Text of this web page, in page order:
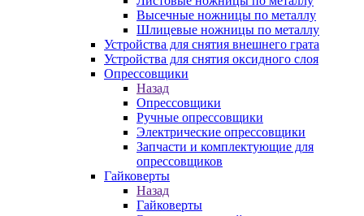
Высечные ножницы по металлу
Шлицевые ножницы по металлу
Устройства для снятия внешнего грата
Устройства для снятия оксидного слоя
Опрессовщики
Назад
Опрессовщики
Ручные опрессовщики
Электрические опрессовщики
Запчасти и комплектующие для
опрессовщиков
Гайковерты
Назад
Гайковерты